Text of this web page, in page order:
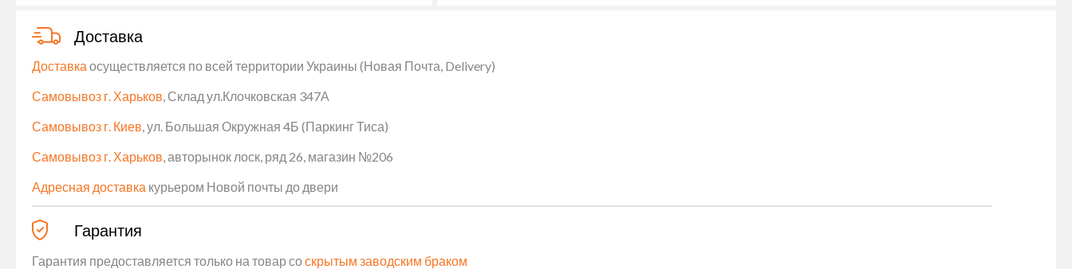
Доставка
Доставка осуществляется по всей территории Украины (Новая Почта, Delivery)
Самовывоз г. Харьков , Склад ул.Клочковская 347А
Самовывоз г. Киев , ул. Большая Окружная 4Б (Паркинг Тиса)
Самовывоз г. Харьков , авторынок лоск, ряд 26, магазин №206
Адресная доставка курьером Новой почты до двери
Гарантия
Гарантия предоставляется только на товар соскрытым заводским браком